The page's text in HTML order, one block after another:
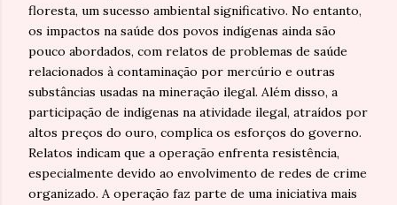
floresta, um sucesso ambiental significativo. No entanto,
os impactos na saúde dos povos indígenas ainda são
pouco abordados, com relatos de problemas de saúde
relacionados à contaminação por mercúrio e outras
substâncias usadas na mineração ilegal. Além disso, a
participação de indígenas na atividade ilegal, atraídos por
altos preços do ouro, complica os esforços do governo.
Relatos indicam que a operação enfrenta resistência,
especialmente devido ao envolvimento de redes de crime
organizado. A operação faz parte de uma iniciativa mais